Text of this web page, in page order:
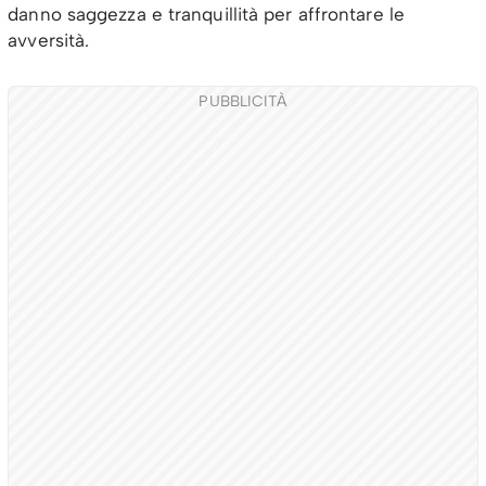
danno saggezza e tranquillità per affrontare le
avversità.
PUBBLICITÀ